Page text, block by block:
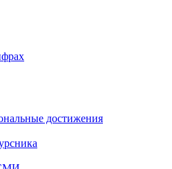
достижения